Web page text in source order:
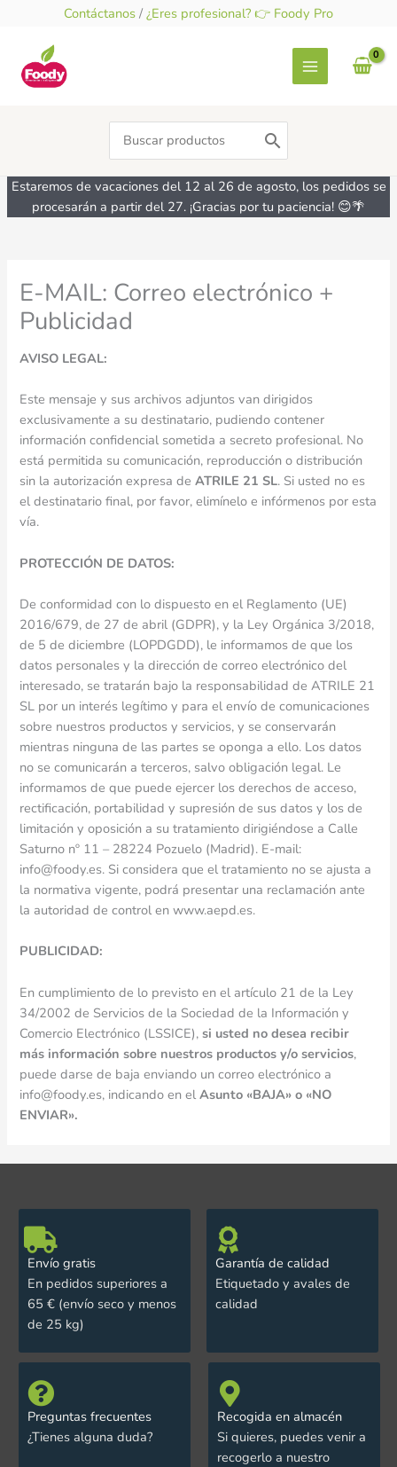
contenido
Contáctanos / ¿Eres profesional? 👉 Foody Pro
Search
for:
Estaremos de vacaciones del 12 al 26 de agosto, los pedidos se
procesarán a partir del 27. ¡Gracias por tu paciencia! 😊🌴
E-MAIL: Correo electrónico +
Publicidad
AVISO LEGAL:
Este mensaje y sus archivos adjuntos van dirigidos
exclusivamente a su destinatario, pudiendo contener
información confidencial sometida a secreto profesional. No
está permitida su comunicación, reproducción o distribución
sin la autorización expresa deATRILE 21 SL. Si usted no es
el destinatario final, por favor, elimínelo e infórmenos por esta
vía.
PROTECCIÓN DE DATOS:
De conformidad con lo dispuesto en el Reglamento (UE)
2016/679, de 27 de abril (GDPR), y la Ley Orgánica 3/2018,
de 5 de diciembre (LOPDGDD), le informamos de que los
datos personales y la dirección de correo electrónico del
interesado, se tratarán bajo la responsabilidad de ATRILE 21
SL por un interés legítimo y para el envío de comunicaciones
sobre nuestros productos y servicios, y se conservarán
mientras ninguna de las partes se oponga a ello. Los datos
no se comunicarán a terceros, salvo obligación legal. Le
informamos de que puede ejercer los derechos de acceso,
rectificación, portabilidad y supresión de sus datos y los de
limitación y oposición a su tratamiento dirigiéndose a Calle
Saturno nº 11 – 28224 Pozuelo (Madrid). E-mail:
info@foody.es. Si considera que el tratamiento no se ajusta a
la normativa vigente, podrá presentar una reclamación ante
la autoridad de control en www.aepd.es.
PUBLICIDAD:
En cumplimiento de lo previsto en el artículo 21 de la Ley
34/2002 de Servicios de la Sociedad de la Información y
Comercio Electrónico (LSSICE),si usted no desea recibir
más información sobre nuestros productos y/o servicios,
puede darse de baja enviando un correo electrónico a
info@foody.es, indicando en el Asunto «BAJA» o «NO
ENVIAR».
Envío gratis
En pedidos superiores a
65 € (envío seco y menos
de 25 kg)
Garantía de calidad
Etiquetado y avales de
calidad
Preguntas frecuentes
¿Tienes alguna duda?
Recogida en almacén
Si quieres, puedes venir a
recogerlo a nuestro